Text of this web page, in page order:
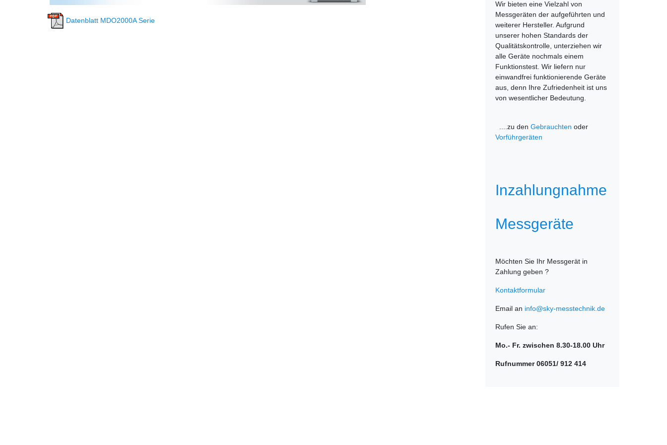
Datenblatt MDO2000A Serie
Wir bieten eine Vielzahl von
Messgeräten der aufgeführten und
weiterer Hersteller. Aufgrund
unserer hohen Standards der
Qualitätskontrolle, unterziehen wir
alle Geräte nochmals einem
Funktionstest. Wir liefern nur
einwandfrei funktionierende Geräte
aus, denn Ihre Zufriedenheit ist uns
von wesentlicher Bedeutung.
....zu den Gebrauchten oder
Vorführgeräten
Inzahlungnahme
Messgeräte
Möchten Sie Ihr Messgerät in
Zahlung geben ?
Kontaktformular
Email an info@sky-messtechnik.de
Rufen Sie an:
Mo.- Fr. zwischen 8.30-18.00 Uhr
Rufnummer 06051/ 912 414